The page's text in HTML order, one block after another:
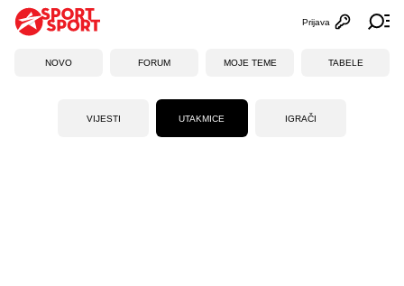
Otvori
Prijava
NOVO FORUM MOJE TEME TABELE
VIJESTI UTAKMICE IGRAČI